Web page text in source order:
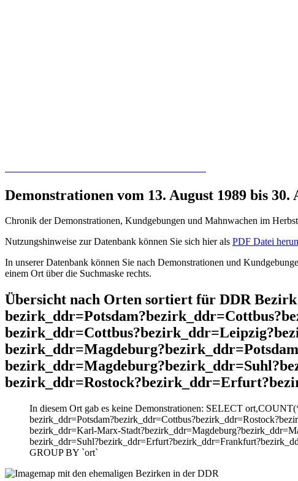
Demonstrationen vom 13. August 1989 bis
Chronik der Demonstrationen, Kundgebungen und Mahnwachen im
Nutzungshinweise zur Datenbank können Sie sich hier als PDF Datei
In unserer Datenbank können Sie nach Demonstrationen und
einem Ort über die Suchmaske rechts.
Übersicht nach Orten sortiert für DDR
In diesem Ort gab es keine Demonstrationen: SELECT
bezirk_ddr=Karl-Marx-
GROUP BY `ort`